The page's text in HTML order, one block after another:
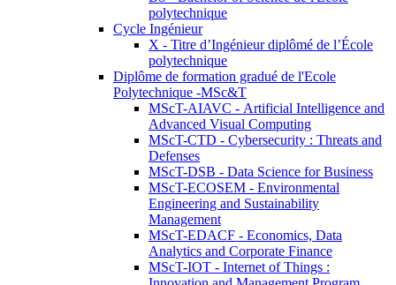
polytechnique
Cycle Ingénieur
X - Titre d’Ingénieur diplômé de l’École
polytechnique
Diplôme de formation gradué de l'Ecole
Polytechnique -MSc&T
MScT-AIAVC - Artificial Intelligence and
Advanced Visual Computing
MScT-CTD - Cybersecurity : Threats and
Defenses
MScT-DSB - Data Science for Business
MScT-ECOSEM - Environmental
Engineering and Sustainability
Management
MScT-EDACF - Economics, Data
Analytics and Corporate Finance
MScT-IOT - Internet of Things :